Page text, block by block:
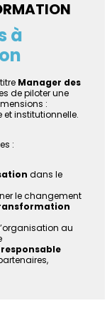
à
Manager des
de piloter une
:
institutionnelle.
:
dans le
le changement
au